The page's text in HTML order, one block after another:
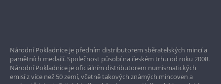
Garance nejvyšší kvality
Pouze originální produkty
Národní Pokladnice je předním distributorem sběratelských mincí a
pamětních medailí. Společnost působí na českém trhu od roku 2008.
Národní Pokladnice je oficiálním distributorem numismatických
emisí z více než 50 zemí, včetně takových známých mincoven a